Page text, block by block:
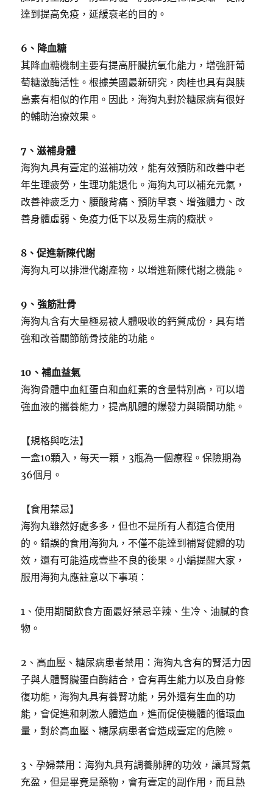
達到提高免疫，延緩衰老的目的。
6、降血糖
其降血糖機制主要有提高肝臟抗氧化能力，增強肝葡
萄糖激酶活性。根據美國最新研究，肉桂也具有與胰
島素有相似的作用。因此，海狗丸對於糖尿病有很好
的輔助治療效果。
7、滋補身體
海狗丸具有壹定的滋補功效，能有效預防和改善中老
年生理疲勞，生理功能退化。海狗丸可以補充元氣，
改善神疲乏力、腰酸背痛、預防早衰、增強體力、改
善身體虛弱、免疫力低下以及易生病的癥狀。
8、促進新陳代謝
海狗丸可以排泄代謝產物，以增進新陳代謝之機能。
9、強筋壯骨
海狗丸含有大量極易被人體吸收的鈣質成份，具有增
強和改善關節筋骨技能的功能。
10、補血益氣
海狗骨體中血紅蛋白和血紅素的含量特別高，可以增
強血液的攜養能力，提高肌體的爆發力與瞬間功能。
【規格與吃法】
一盒10顆入，每天一顆，3瓶為一個療程。保險期為
36個月。
【食用禁忌】
海狗丸雖然好處多多，但也不是所有人都這合使用
的。錯誤的食用海狗丸，不僅不能達到補腎健體的功
效，還有可能造成壹些不良的後果。小編提醒大家，
服用海狗丸應註意以下事項：
1、使用期間飲食方面最好禁忌辛辣、生冷、油膩的食
物。
2、高血壓、糖尿病患者禁用：海狗丸含有的腎活力因
子與人體腎臟蛋白酶結合，會有再生能力以及自身修
復功能，海狗丸具有養腎功能，另外還有生血的功
能，會促進和刺激人體造血，進而促使機體的循環血
量，對於高血壓、糖尿病患者會造成壹定的危險。
3、孕婦禁用：海狗丸具有調養肺脾的功效，讓其腎氣
充盈，但是畢竟是藥物，會有壹定的副作用，而且熱